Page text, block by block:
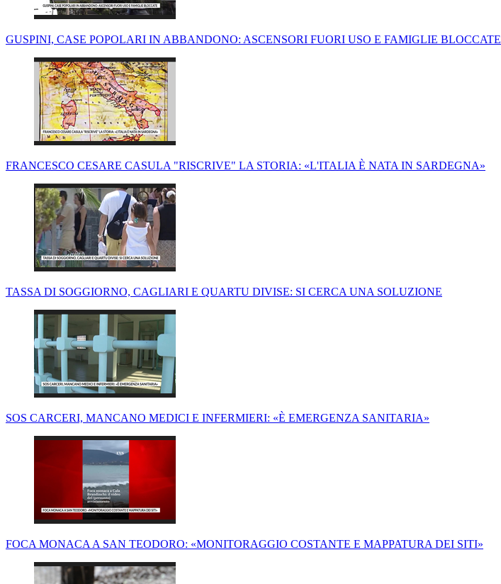
GUSPINI, CASE POPOLARI IN ABBANDONO: ASCENSORI FUORI USO E FAMIGLIE BLOCCATE
FRANCESCO CESARE CASULA "RISCRIVE" LA STORIA: «L'ITALIA È NATA IN SARDEGNA»
TASSA DI SOGGIORNO, CAGLIARI E QUARTU DIVISE: SI CERCA UNA SOLUZIONE
SOS CARCERI, MANCANO MEDICI E INFERMIERI: «È EMERGENZA SANITARIA»
FOCA MONACA A SAN TEODORO: «MONITORAGGIO COSTANTE E MAPPATURA DEI SITI»